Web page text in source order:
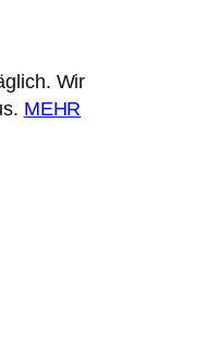
Wir
MEHR